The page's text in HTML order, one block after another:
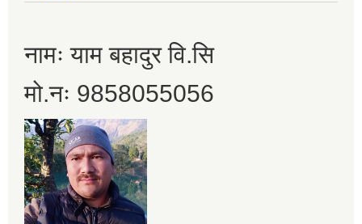
नामः याम बहादुर वि.सि
मो.नः 9858055056